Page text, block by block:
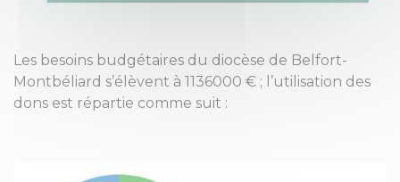
Les besoins budgétaires du diocèse de Belfort-
Montbéliard s’élèvent à 1136000 € ; l’utilisation des
dons est répartie comme suit :